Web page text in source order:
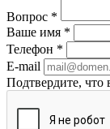
Вопрос *
Ваше имя *
Телефон *
E-mail
Подтвердите, что